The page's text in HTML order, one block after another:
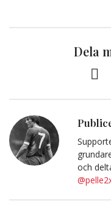
Dela
och